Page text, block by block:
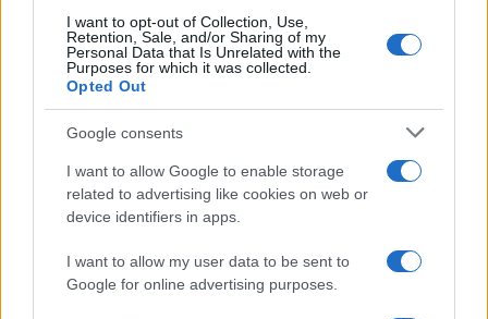
I want to opt-out of Collection, Use,
Retention, Sale, and/or Sharing of my
Personal Data that Is Unrelated with the
Purposes for which it was collected.
Opted Out
Google consents
I want to allow Google to enable storage
related to advertising like cookies on web or
device identifiers in apps.
I want to allow my user data to be sent to
Google for online advertising purposes.
Paolo Pinna
I nostri cari